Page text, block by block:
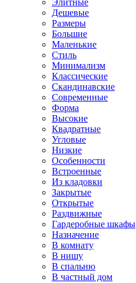
Элитные
Дешевые
Размеры
Большие
Маленькие
Стиль
Минимализм
Классические
Скандинавские
Современные
Форма
Высокие
Квадратные
Угловые
Низкие
Особенности
Встроенные
Из кладовки
Закрытые
Открытые
Раздвижные
Гардеробные шкафы
Назначение
В комнату
В нишу
В спальню
В частный дом